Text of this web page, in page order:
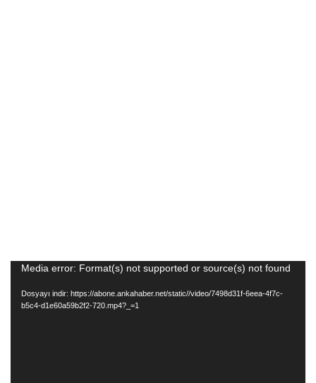
Video
oynatıcı
Media error: Format(s) not supported or source(s) not found
Dosyayı indir: https://abone.ankahaber.net/static//video/7498d31f-6eea-4f7c-
b5c4-d1e60a59b2f2-720.mp4?_=1